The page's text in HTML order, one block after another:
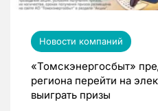
Новости компаний
«Томскэнергосбыт»
региона перейти на
выиграть призы